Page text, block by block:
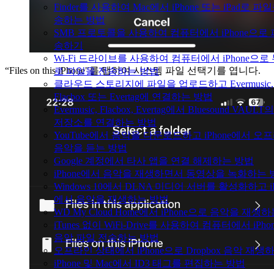
Finder를 사용하여 Mac에서 iPhone 또는 iPad로 파
송하는 방법
SMB 프로토콜을 사용하여 컴퓨터에서 iPhone으로
송하기
Wi-Fi 드라이브를 사용하여 컴퓨터에서 iPhone으로
로 파일을 전송하는 방법
클라우드 스토리지에 파일을 업로드하고 Evermusic,
Flacbox 또는 Evertag에 연결하는 방법
Evermusic, Flacbox, Evertag에서 Bluesound VAULT
저장소를 연결하는 방법
YouTube에서 음악을 다운로드하고 iPhone에서 오
음악을 듣는 방법
Google 계정에서 타사 앱을 연결 해제하는 방법
iPhone에서 음악을 재생하면서 동영상을 녹화하는
Windows 10에서 DLNA 미디어 서버를 활성화하고
에서 음악을 재생하는 방법
WD My Cloud Home에서 iPhone으로 음악을 재생
iTunes 없이 WiFi-Drive를 사용하여 컴퓨터에서
음악 파일 전송하는 방법
오프라인 상태에서 iPhone으로 Dropbox 음악 재생
iPhone 및 Mac에서 ID3 태그를 편집하는 방법
“Files on this iPhone"를 탭하여 시스템 파일 선택기를 엽니다.